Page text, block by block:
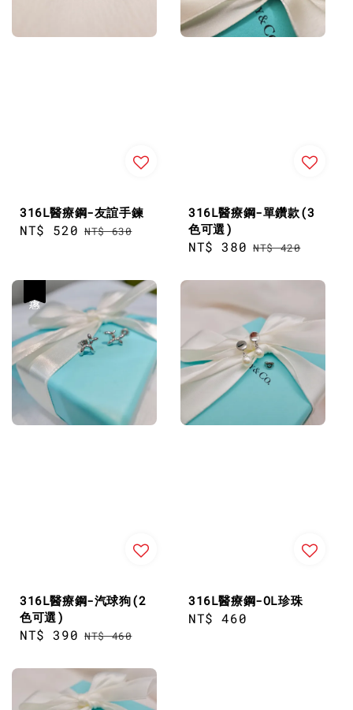
316L醫療鋼-友誼手鍊
Sale
NT$ 520 Regular
NT$ 630
316L醫療鋼-單鑽款(3
色可選)
Sale
NT$ 380 Regular
NT$ 420
316L醫療鋼-汽球狗(2
色可選)
Sale
NT$ 390 Regular
NT$ 460
316L醫療鋼-OL珍珠
Regular
NT$ 460